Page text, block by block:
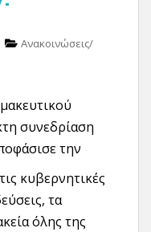
Ανακοινώσεις/
συνεδρίαση
την
κυβερνητικές
τα
όλης της